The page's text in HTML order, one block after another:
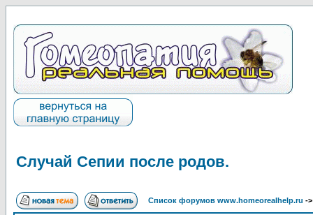
Случай Сепии после родов.
Список форумов www.homeorealhelp.ru -